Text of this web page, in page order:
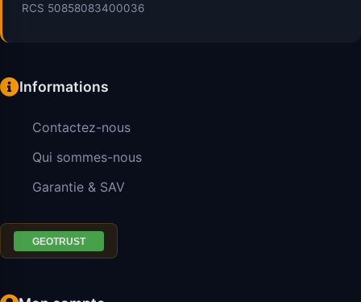
RCS 50858083400036
Informations
Contactez-nous
Qui sommes-nous
Garantie & SAV